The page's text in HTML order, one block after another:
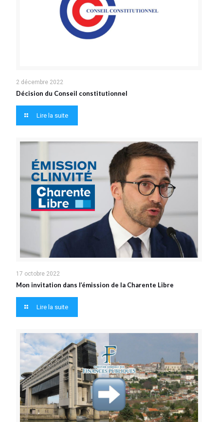
2 décembre 2022
Décision du Conseil constitutionnel
Lire la suite
17 octobre 2022
Mon invitation dans l’émission de la Charente Libre
Lire la suite